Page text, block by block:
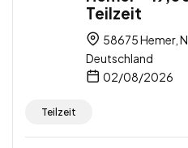
Teilzeit
58675 Hemer,
Deutschland
02/08/2026
Teilzeit